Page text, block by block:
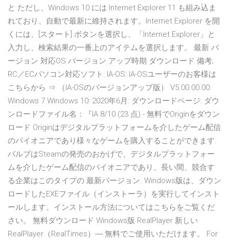
と ただし、Windows 10 には Internet Explorer 11 も組み込ま
れており、自動で最新に維持されます。Internet Explorer を開
くには、[スタート] ボタンを選択し、「Internet Explorer」と
入力し、検索結果の一番上のアイテムを選択します。 最新 バ
ージョン 対応OS バージョン アップ時期 ダウンロード 備考;
RC／ECパソコン対応ソフト: IA-OS: IA-OSユーザーのお客様は
こちらから ⇒ （IA-OSのバージョンアップ版） V5.00.00.00:
Windows 7 Windows 10: 2020年6月: ダウンロードページ: ダウ
ンロードファイル名：『IA 8/10 (23 点) - 無料でOriginをダウン
ロード Originはデジタルプラットフォームを介したゲーム配信
のパイオニアであり様々なゲームを購入することができます.
バルブはSteamの発売のおかげで、デジタルプラットフォー
ムを介したゲーム配信のパイオニアであり、長い間、競合す
る企業はこのタイプの 最新バージョン. Windows版は、ダウン
ロードしたEXEファイル（インストーラ）を実行してインスト
ールします。インストール方法についてはこちらをご覧くだ
さい。 無料ダウンロード Windows版 RealPlayer 新しい
RealPlayer（RealTimes）― 無料でご使用いただけます。 For